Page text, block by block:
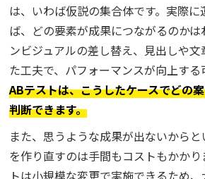
は、いわば仮説の集合体です。実際
ば、どの要素が成果につながるのか
ンビジュアルの差し替え、見出しや
た工夫で、パフォーマンスが向上する
ABテストは、こうしたケースでどの
判断できます。
また、思うような成果が出ないから
を作り直すのは手間もコストもかかり
トは小規模な変更で実施できるため